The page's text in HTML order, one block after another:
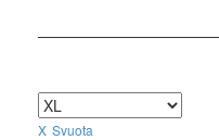
Svuota